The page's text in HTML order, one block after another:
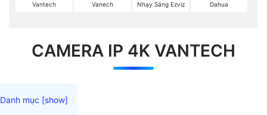
Vantech
Vanech
Nhạy Sáng Ezviz
Dahua
CAMERA IP 4K VANTECH